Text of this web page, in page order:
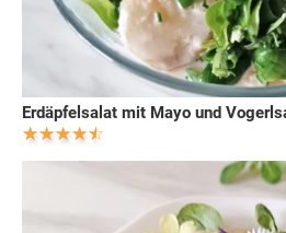
Erdäpfelsalat mit Mayo und